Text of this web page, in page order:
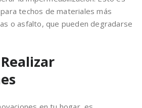
techos de materiales más
o asfalto, que pueden degradarse